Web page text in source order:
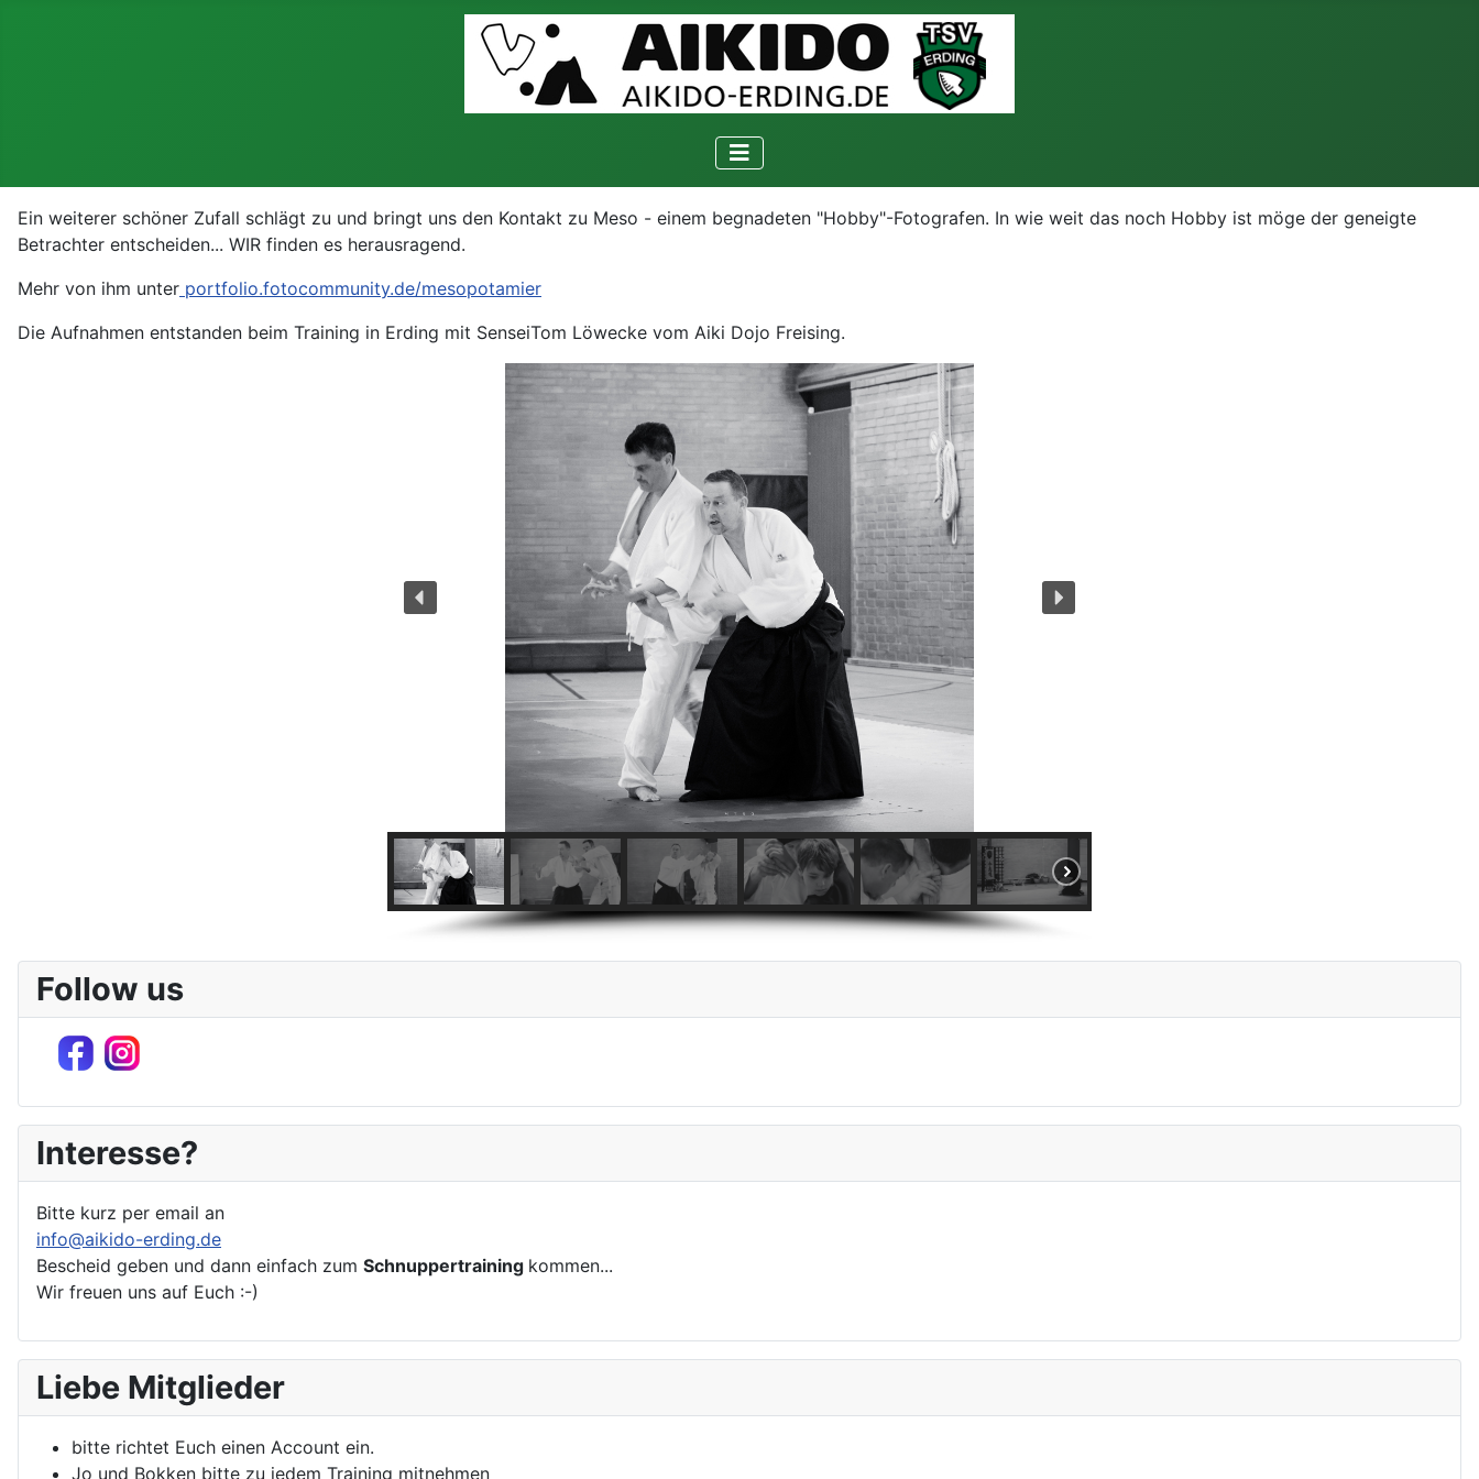
Ein weiterer schöner Zufall schlägt zu und bringt uns den Kontakt zu Meso - einem begnadeten "Hobby"-Fotografen. In wie weit das noch Hobby ist möge der geneigte
Betrachter entscheiden... WIR finden es herausragend.
Mehr von ihm unter portfolio.fotocommunity.de/mesopotamier
Die Aufnahmen entstanden beim Training in Erding mit SenseiTom Löwecke vom Aiki Dojo Freising.
Follow us
Interesse?
Bitte kurz per email an
info@aikido-erding.de
Bescheid geben und dann einfach zum Schnuppertraining kommen...
Wir freuen uns auf Euch :-)
Liebe Mitglieder
bitte richtet Euch einen Account ein.
Jo und Bokken bitte zu jedem Training mitnehmen